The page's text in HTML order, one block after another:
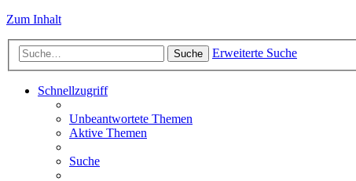
Zum Inhalt
Suche Erweiterte Suche
Schnellzugriff
Unbeantwortete Themen
Aktive Themen
Suche